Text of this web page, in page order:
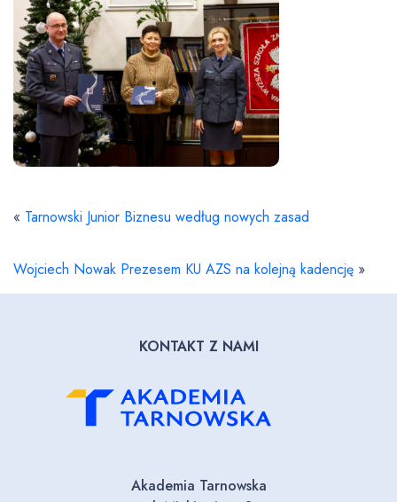
« Tarnowski Junior Biznesu według nowych zasad
Wojciech Nowak Prezesem KU AZS na kolejną kadencję »
KONTAKT Z NAMI
Akademia Tarnowska